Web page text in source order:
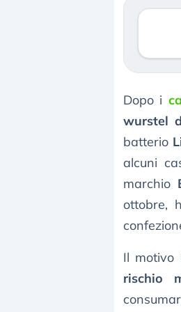
Dopo i
wurstel
batterio
alcuni
marchio
ottobre,
Il motivo
rischio